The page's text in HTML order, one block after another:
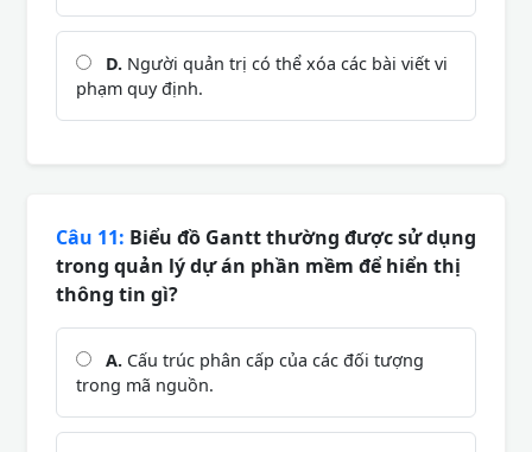
D. Người quản trị có thể xóa các bài viết vi
phạm quy định.
Câu 11: Biểu đồ Gantt thường được sử dụng
trong quản lý dự án phần mềm để hiển thị
thông tin gì?
A. Cấu trúc phân cấp của các đối tượng
trong mã nguồn.